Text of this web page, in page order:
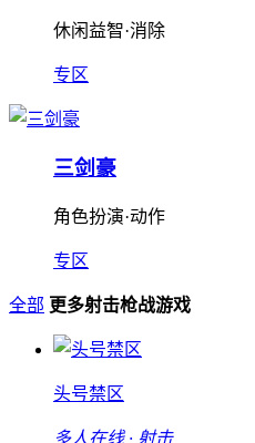
休闲益智·消除
专区
三剑豪
角色扮演·动作
专区
全部 更多射击枪战游戏
头号禁区
多人在线 · 射击